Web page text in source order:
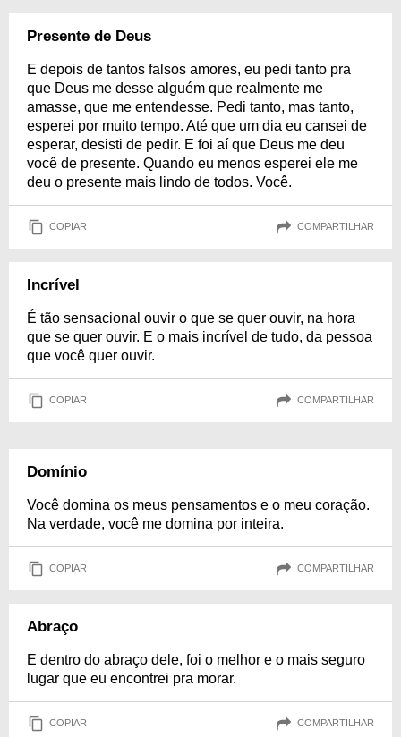
Presente de Deus
E depois de tantos falsos amores, eu pedi tanto pra
que Deus me desse alguém que realmente me
amasse, que me entendesse. Pedi tanto, mas tanto,
esperei por muito tempo. Até que um dia eu cansei de
esperar, desisti de pedir. E foi aí que Deus me deu
você de presente. Quando eu menos esperei ele me
deu o presente mais lindo de todos. Você.
COPIAR COMPARTILHAR
Incrível
É tão sensacional ouvir o que se quer ouvir, na hora
que se quer ouvir. E o mais incrível de tudo, da pessoa
que você quer ouvir.
COPIAR COMPARTILHAR
Domínio
Você domina os meus pensamentos e o meu coração.
Na verdade, você me domina por inteira.
COPIAR COMPARTILHAR
Abraço
E dentro do abraço dele, foi o melhor e o mais seguro
lugar que eu encontrei pra morar.
COPIAR COMPARTILHAR